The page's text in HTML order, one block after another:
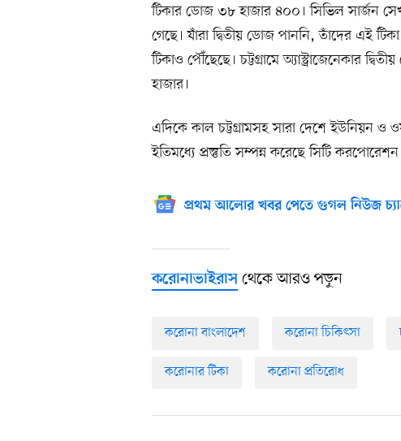
টিকার ডোজ ৩৮ হাজার ৪০০। সিভিল সার্জন
গেছে। যাঁরা দ্বিতীয় ডোজ পাননি, তাঁদের এই
টিকাও পৌঁছেছে। চট্টগ্রামে অ্যাস্ট্রাজেনেকার
হাজার।
এদিকে কাল চট্টগ্রামসহ সারা দেশে ইউনিয়ন ও
ইতিমধ্যে প্রস্তুতি সম্পন্ন করেছে সিটি করপোরেশন
প্রথম আলোর খবর পেতে গুগল নিউজ
করোনাভাইরাস থেকে আরও পড়ুন
করোনা বাংলাদেশ করোনা চিকিৎসা
করোনার টিকা করোনা প্রতিরোধ